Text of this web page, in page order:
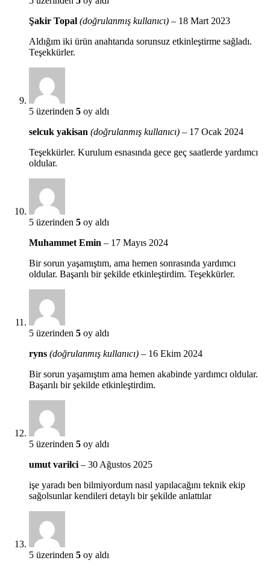
Şakir Topal (doğrulanmış kullanıcı) – 18 Mart 2023
Aldığım iki ürün anahtarıda sorunsuz etkinleştirme sağladı.
Teşekkürler.
5 üzerinden 5 oy aldı
selcuk yakisan (doğrulanmış kullanıcı) – 17 Ocak 2024
Teşekkürler. Kurulum esnasında gece geç saatlerde yardımcı
oldular.
5 üzerinden 5 oy aldı
Muhammet Emin – 17 Mayıs 2024
Bir sorun yaşamıştım, ama hemen sonrasında yardımcı
oldular. Başarılı bir şekilde etkinleştirdim. Teşekkürler.
5 üzerinden 5 oy aldı
ryns (doğrulanmış kullanıcı) – 16 Ekim 2024
Bir sorun yaşamıştım ama hemen akabinde yardımcı oldular.
Başarılı bir şekilde etkinleştirdim.
5 üzerinden 5 oy aldı
umut varilci – 30 Ağustos 2025
işe yaradı ben bilmiyordum nasıl yapılacağını teknik ekip
sağolsunlar kendileri detaylı bir şekilde anlattılar
5 üzerinden 5 oy aldı